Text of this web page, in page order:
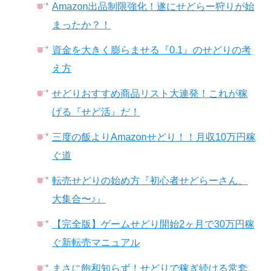
Amazon出品制限強化！遂にせどらー狩りが始
まったか？！
資金を大きく膨らませる『0.1』のせどりの考
え方
せどりおすすめ商品リスト大連発！これが稼
げる『せど活』だ！
三度の飯よりAmazonせどり！！月収10万円稼
ぐ道
転売せどりの始め方『初心者せどらーさん、
大集合〜♪』
【完全版】ゲームせどり開始2ヶ月で30万円稼
ぐ新転売マニュアル
まさに飽和知らず！せどりで稼ぎ続ける常套